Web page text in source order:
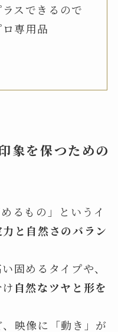
スできるので
専用品
象を保つための
るもの」というイ
力と自然さのバラン
固めるタイプや、
自然なツヤと形を
映像に「動き」が